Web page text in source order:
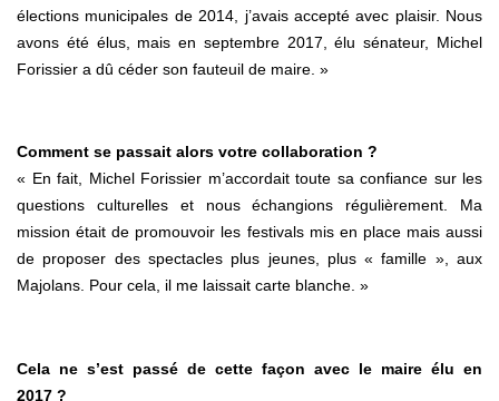
élections municipales de 2014, j’avais accepté avec plaisir. Nous
avons été élus, mais en septembre 2017, élu sénateur, Michel
Forissier a dû céder son fauteuil de maire. »
Comment se passait alors votre collaboration ?
« En fait, Michel Forissier m’accordait toute sa confiance sur les
questions culturelles et nous échangions régulièrement. Ma
mission était de promouvoir les festivals mis en place mais aussi
de proposer des spectacles plus jeunes, plus « famille », aux
Majolans. Pour cela, il me laissait carte blanche. »
Cela ne s’est passé de cette façon avec le maire élu en
2017 ?